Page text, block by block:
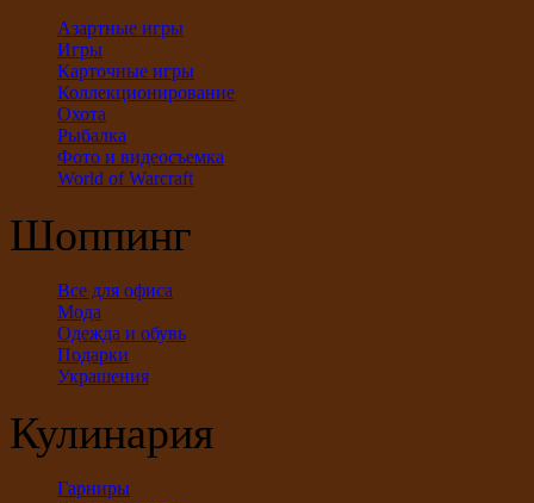
Азартные игры
Игры
Карточные игры
Коллекционирование
Охота
Рыбалка
Фото и видеосъемка
World of Warcraft
Шоппинг
Все для офиса
Мода
Одежда и обувь
Подарки
Украшения
Кулинария
Гарниры